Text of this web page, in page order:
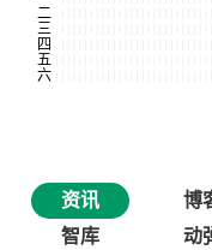
资讯 博
智库
动